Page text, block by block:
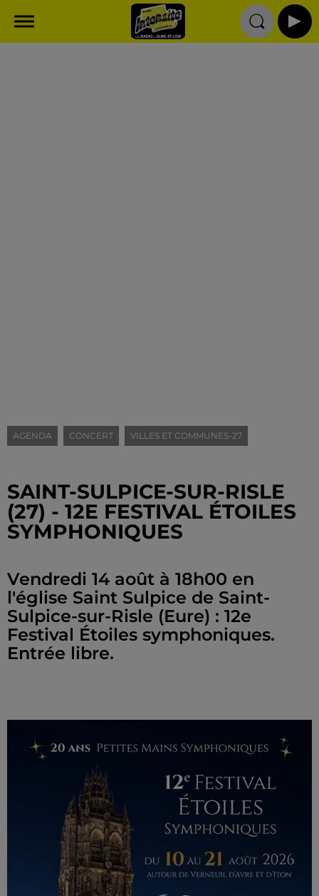
AGENDA CONCERT VILLES ET COMMUNES-27
SAINT-SULPICE-SUR-RISLE
(27) - 12E FESTIVAL ÉTOILES
SYMPHONIQUES
Vendredi 14 août à 18h00 en
l'église Saint Sulpice de Saint-
Sulpice-sur-Risle (Eure) : 12e
Festival Étoiles symphoniques.
Entrée libre.